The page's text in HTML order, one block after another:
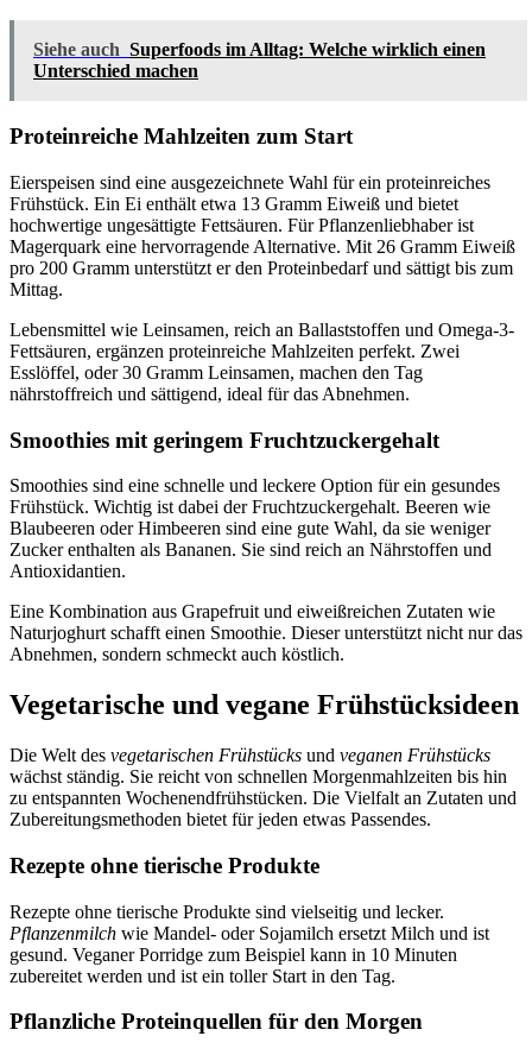
Siehe auch Superfoods im Alltag: Welche wirklich einen
Unterschied machen
Proteinreiche Mahlzeiten zum Start
Eierspeisen sind eine ausgezeichnete Wahl für ein proteinreiches
Frühstück. Ein Ei enthält etwa 13 Gramm Eiweiß und bietet
hochwertige ungesättigte Fettsäuren. Für Pflanzenliebhaber ist
Magerquark eine hervorragende Alternative. Mit 26 Gramm Eiweiß
pro 200 Gramm unterstützt er den Proteinbedarf und sättigt bis zum
Mittag.
Lebensmittel wie Leinsamen, reich an Ballaststoffen und Omega-3-
Fettsäuren, ergänzen proteinreiche Mahlzeiten perfekt. Zwei
Esslöffel, oder 30 Gramm Leinsamen, machen den Tag
nährstoffreich und sättigend, ideal für das Abnehmen.
Smoothies mit geringem Fruchtzuckergehalt
Smoothies sind eine schnelle und leckere Option für ein gesundes
Frühstück. Wichtig ist dabei der Fruchtzuckergehalt. Beeren wie
Blaubeeren oder Himbeeren sind eine gute Wahl, da sie weniger
Zucker enthalten als Bananen. Sie sind reich an Nährstoffen und
Antioxidantien.
Eine Kombination aus Grapefruit und eiweißreichen Zutaten wie
Naturjoghurt schafft einen Smoothie. Dieser unterstützt nicht nur das
Abnehmen, sondern schmeckt auch köstlich.
Vegetarische und vegane Frühstücksideen
Die Welt des vegetarischen Frühstücks und veganen Frühstücks
wächst ständig. Sie reicht von schnellen Morgenmahlzeiten bis hin
zu entspannten Wochenendfrühstücken. Die Vielfalt an Zutaten und
Zubereitungsmethoden bietet für jeden etwas Passendes.
Rezepte ohne tierische Produkte
Rezepte ohne tierische Produkte sind vielseitig und lecker.
Pflanzenmilch wie Mandel- oder Sojamilch ersetzt Milch und ist
gesund. Veganer Porridge zum Beispiel kann in 10 Minuten
zubereitet werden und ist ein toller Start in den Tag.
Pflanzliche Proteinquellen für den Morgen